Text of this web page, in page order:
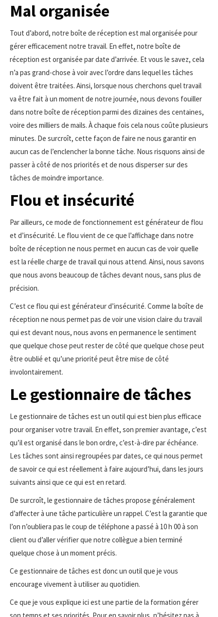
Mal organisée
Tout d’abord, notre boîte de réception est mal organisée pour
gérer efficacement notre travail. En effet, notre boîte de
réception est organisée par date d’arrivée. Et vous le savez, cela
n’a pas grand-chose à voir avec l’ordre dans lequel les tâches
doivent être traitées. Ainsi, lorsque nous cherchons quel travail
va être fait à un moment de notre journée, nous devons fouiller
dans notre boîte de réception parmi des dizaines des centaines,
voire des milliers de mails. À chaque fois cela nous coûte plusieurs
minutes. De surcroît, cette façon de faire ne nous garantir en
aucun cas de l’enclencher la bonne tâche. Nous risquons ainsi de
passer à côté de nos priorités et de nous disperser sur des
tâches de moindre importance.
Flou et insécurité
Par ailleurs, ce mode de fonctionnement est générateur de flou
et d’insécurité. Le flou vient de ce que l’affichage dans notre
boîte de réception ne nous permet en aucun cas de voir quelle
est la réelle charge de travail qui nous attend. Ainsi, nous savons
que nous avons beaucoup de tâches devant nous, sans plus de
précision.
C’est ce flou qui est générateur d’insécurité. Comme la boîte de
réception ne nous permet pas de voir une vision claire du travail
qui est devant nous, nous avons en permanence le sentiment
que quelque chose peut rester de côté que quelque chose peut
être oublié et qu’une priorité peut être mise de côté
involontairement.
Le gestionnaire de tâches
Le gestionnaire de tâches est un outil qui est bien plus efficace
pour organiser votre travail. En effet, son premier avantage, c’est
qu’il est organisé dans le bon ordre, c’est-à-dire par échéance.
Les tâches sont ainsi regroupées par dates, ce qui nous permet
de savoir ce qui est réellement à faire aujourd’hui, dans les jours
suivants ainsi que ce qui est en retard.
De surcroît, le gestionnaire de tâches propose généralement
d’affecter à une tâche particulière un rappel. C’est la garantie que
l’on n’oubliera pas le coup de téléphone a passé à 10 h 00 à son
client ou d’aller vérifier que notre collègue a bien terminé
quelque chose à un moment précis.
Ce gestionnaire de tâches est donc un outil que je vous
encourage vivement à utiliser au quotidien.
Ce que je vous explique ici est une partie de la formation gérer